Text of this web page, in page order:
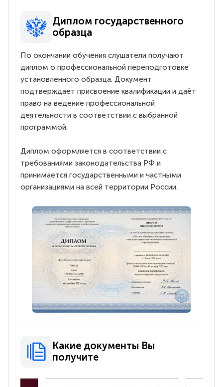
Диплом государственного
образца
По окончании обучения слушатели получают
диплом о профессиональной переподготовке
установленного образца. Документ
подтверждает присвоение квалификации и даёт
право на ведение профессиональной
деятельности в соответствии с выбранной
программой.
Диплом оформляется в соответствии с
требованиями законодательства РФ и
принимается государственными и частными
организациями на всей территории России.
Какие документы Вы
получите